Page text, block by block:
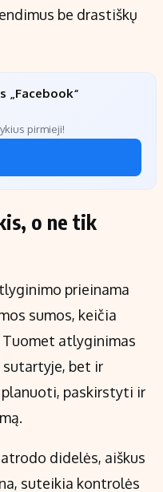
be drastiškų
„Facebook“
pirmieji!
o ne tik
prieinama
sumos, keičia
Tuomet atlyginimas
sutartyje, bet ir
planuoti, paskirstyti ir
didelės, aiškus
suteikia kontrolės